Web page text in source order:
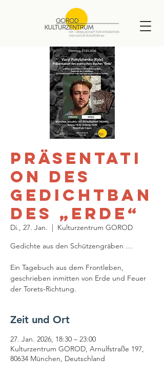
Präsentati
on des
Gedichtban
des „Erde“
Di., 27. Jan.
  |
Kulturzentrum GOROD
Gedichte aus den Schützengräben …
Ein Tagebuch aus dem Frontleben,
geschrieben inmitten von Erde und Feuer
der Torets-Richtung.
Zeit und Ort
27. Jan. 2026, 18:30 – 23:00
Kulturzentrum GOROD, Arnulfstraße 197,
80634 München, Deutschland